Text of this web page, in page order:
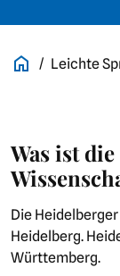
Leichte
Was ist
Die
Heidelberg.
Württemberg.